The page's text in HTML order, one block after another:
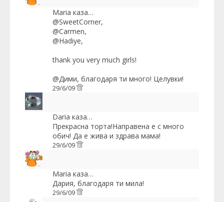
Maria каза…
@SweetCorner,
@Carmen,
@Hadiye,
thank you very much girls!
@Дими, благодаря ти много! Целувки!
29/6/09
Daria каза…
Прекрасна торта!Направена е с много
обич! Да е жива и здрава мама!
29/6/09
Maria каза…
Дария, благодаря ти мила!
29/6/09